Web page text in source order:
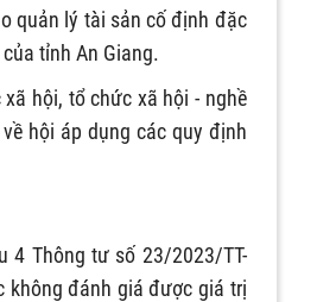
quản lý tài sản cố định đặc
tỉnh An Giang.
hội, tổ chức xã hội - nghề
hội áp dụng các quy định
4 Thông tư số 23/2023/TT-
không đánh giá được giá trị